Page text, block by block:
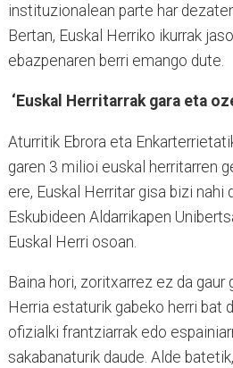
instituzionalean parte har
Bertan, Euskal Herriko ikurrak
ebazpenaren berri emango dute.
‘Euskal Herritarrak gara eta
Aturritik Ebrora eta
garen 3 milioi euskal herritarren
ere, Euskal Herritar gisa bizi
Eskubideen Aldarrikapen
Euskal Herri osoan.
Baina hori, zoritxarrez ez da
Herria estaturik gabeko herri bat
ofizialki frantziarrak edo
sakabanaturik daude. Alde